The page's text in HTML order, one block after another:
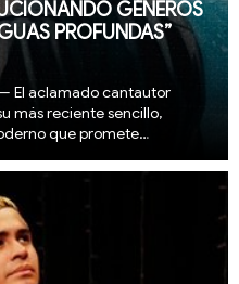
GÉNEROS
PROFUNDAS”
El aclamado cantautor
más reciente sencillo,
que promete
El anuncio se hi...